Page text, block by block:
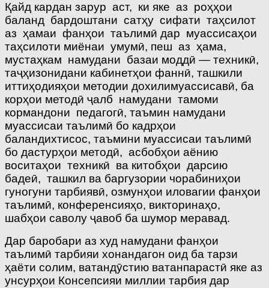
Қайд кардан зарур аст, ки яке аз роҳҳои
баланд бардоштани сатҳу сифати таҳсилот
аз ҳамаи фанҳои таълимӣ дар муассисаҳои
таҳсилоти миёнаи умумӣ, пеш аз ҳама,
мустаҳкам намудани базаи моддӣ — техникӣ,
таҷҳизонидани кабинетҳои фаннӣ, ташкили
иттиҳодияҳои методии дохилимуассисавӣ, ба
корҳои методӣ ҷалб намудани тамоми
кормандони педагогӣ, таъмин намудани
муассисаи таълимӣ бо кадрҳои
баландихтисос, таъмини муассисаи таълимӣ
бо дастурҳои методӣ, асбобҳои аёнию
воситаҳои техникӣ ва китобҳои дарсию
бадеӣ, ташкил ва баргузории чорабиниҳои
гуногуни тарбиявӣ, озмунҳои иловагии фанҳои
таълимӣ, конференсияҳо, викторинаҳо,
шабҳои саволу ҷавоб ба шумор меравад.
Дар баробари аз худ намудани фанҳои
таълимӣ тарбияи хонандагон оид ба тарзи
ҳаёти солим, ватандӯстию ватанпарастӣ яке аз
унсурҳои Консепсияи миллии тарбия дар